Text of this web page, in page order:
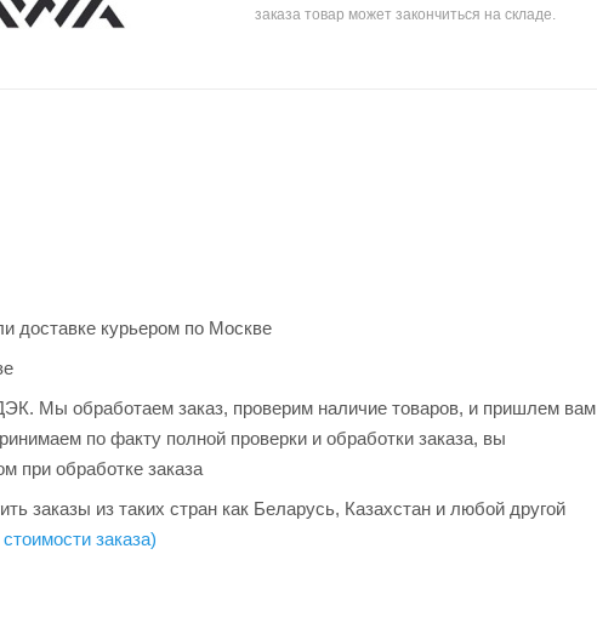
заказа товар может закончиться на складе.
доставке курьером по Москве
Мы обработаем заказ, проверим наличие товаров, и пришлем вам
по факту полной проверки и обработки заказа, вы
при обработке заказа
заказы из таких стран как Беларусь, Казахстан и любой другой
заказа)